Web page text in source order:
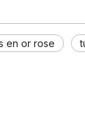
en or rose